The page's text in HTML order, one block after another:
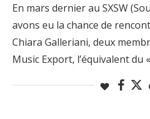
En mars dernier au SXSW
avons eu la chance de
Chiara Galleriani, deux
Music Export, l’équivalent du